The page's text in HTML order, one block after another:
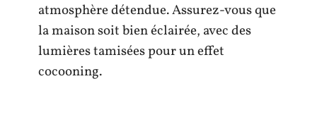
atmosphère détendue. Assurez-vous que
la maison soit bien éclairée, avec des
lumières tamisées pour un effet
cocooning.